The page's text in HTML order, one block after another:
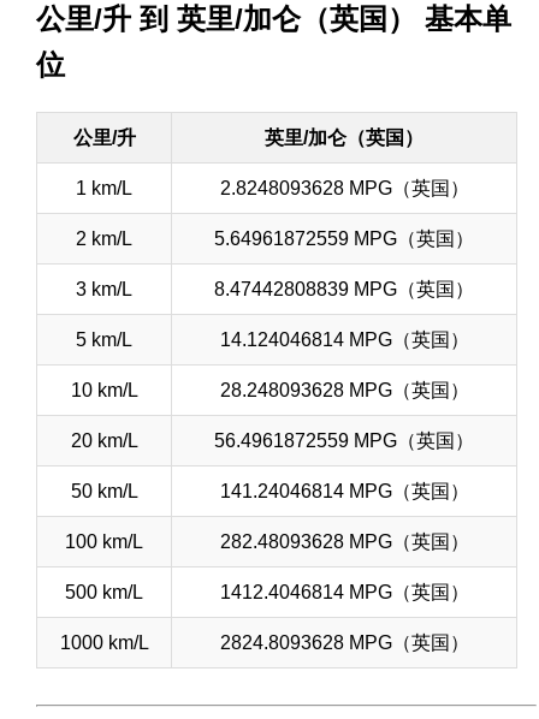
公里/升 到 英里/加仑（英国） 基本单
位
公里/升 英里/加仑（英国）
1 km/L 2.8248093628 MPG（英国）
2 km/L 5.64961872559 MPG（英国）
3 km/L 8.47442808839 MPG（英国）
5 km/L 14.124046814 MPG（英国）
10 km/L 28.248093628 MPG（英国）
20 km/L 56.4961872559 MPG（英国）
50 km/L 141.24046814 MPG（英国）
100 km/L 282.48093628 MPG（英国）
500 km/L 1412.4046814 MPG（英国）
1000 km/L 2824.8093628 MPG（英国）